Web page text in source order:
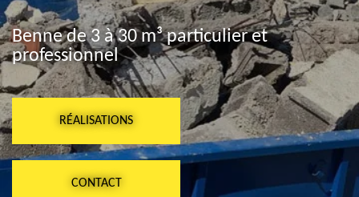
Benne de 3 à 30 m³ particulier et
professionnel
RÉALISATIONS
CONTACT